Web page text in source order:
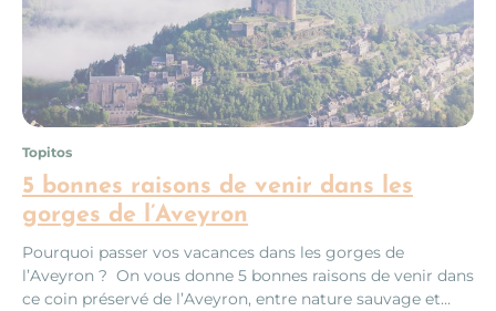
5 bonnes raisons de venir dans les
gorges de l’Aveyron
Topitos
Pourquoi passer vos vacances dans les gorges de
l’Aveyron ? On vous donne 5 bonnes raisons de venir dans
ce coin préservé de l’Aveyron, entre nature sauvage et